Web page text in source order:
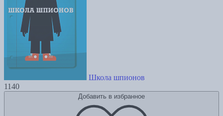
Школа шпионов
1140
Добавить в избранное